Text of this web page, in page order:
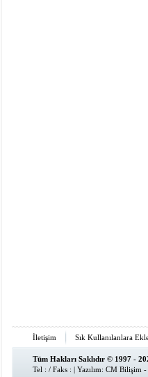
İletişim Sık Kullanılanlara
Tüm Hakları Saklıdır © 1997 -
Tel : / Faks : | Yazılım: CM Bilişim -